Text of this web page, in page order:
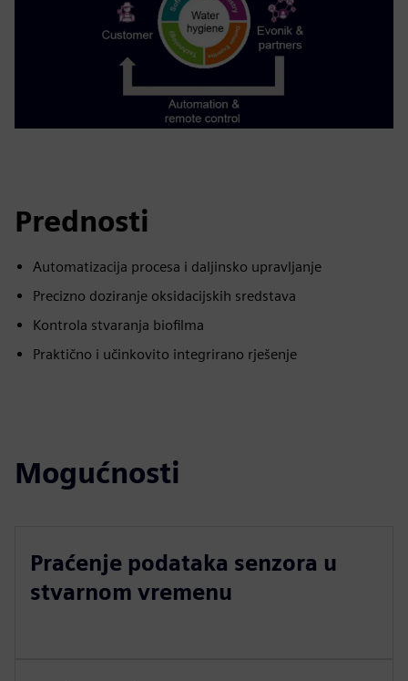
Prednosti
Automatizacija procesa i daljinsko upravljanje
Precizno doziranje oksidacijskih sredstava
Kontrola stvaranja biofilma
Praktično i učinkovito integrirano rješenje
Mogućnosti
Praćenje podataka senzora u
stvarnom vremenu